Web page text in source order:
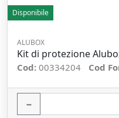
Disponibile
ALUBOX
Kit di protezione
Cod: 00334204 Cod
−